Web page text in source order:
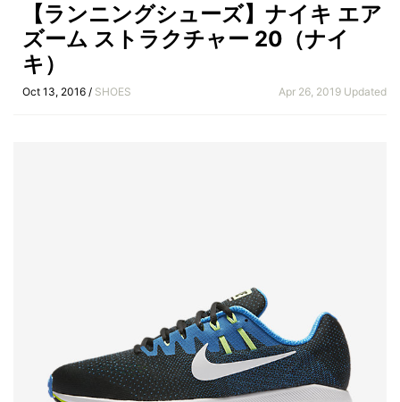
【ランニングシューズ】ナイキ エア
ズーム ストラクチャー 20（ナイ
キ）
Oct 13, 2016 / SHOES Apr 26, 2019 Updated